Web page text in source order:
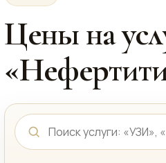
Цены на